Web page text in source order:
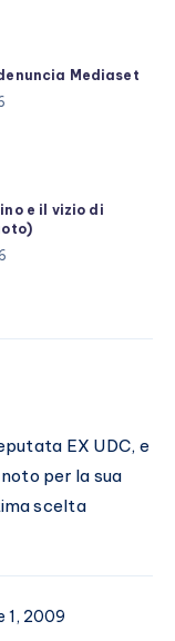
Mediaset
e il vizio di
EX UDC, e
per la sua
scelta
1, 2009